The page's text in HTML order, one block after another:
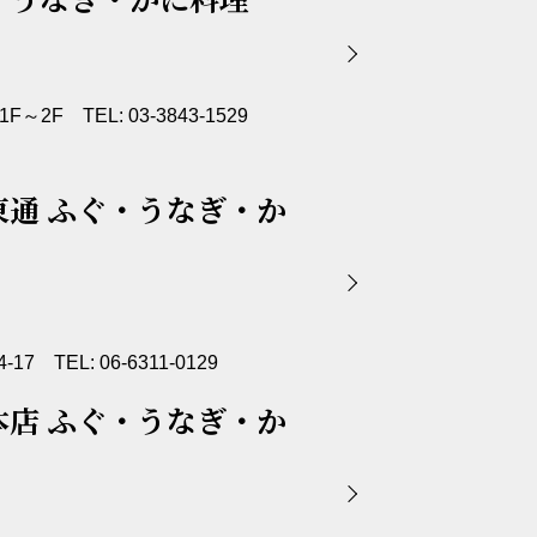
～2F TEL: 03-3843-1529
ふぐ・うなぎ・か
17 TEL: 06-6311-0129
ふぐ・うなぎ・か